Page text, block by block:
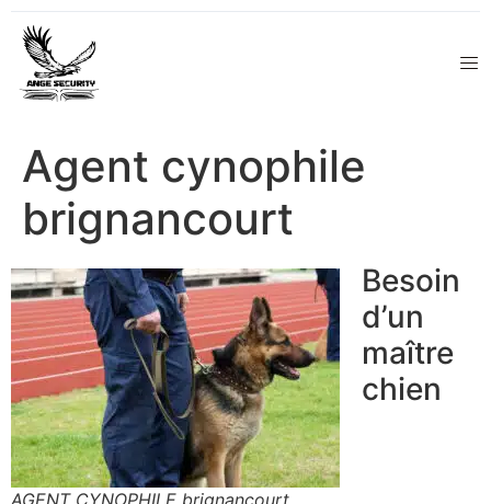
Agent cynophile
brignancourt
Besoin
d’un
maître
chien